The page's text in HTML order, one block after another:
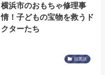
横浜市のおもちゃ修理事
情！子どもの宝物を救うド
クターたち
目黒区